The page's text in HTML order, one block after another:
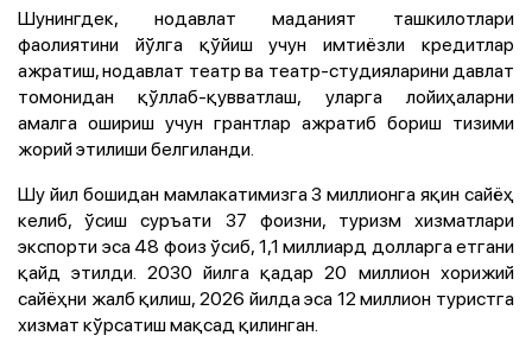
Шунингдек, нодавлат маданият ташкилотлари
фаолиятини йўлга қўйиш учун имтиёзли кредитлар
ажратиш, нодавлат театр ва театр-студияларини давлат
томонидан қўллаб-қувватлаш, уларга лойиҳаларни
амалга ошириш учун грантлар ажратиб бориш тизими
жорий этилиши белгиланди.
Шу йил бошидан мамлакатимизга 3 миллионга яқин сайёҳ
келиб, ўсиш суръати 37 фоизни, туризм хизматлари
экспорти эса 48 фоиз ўсиб, 1,1 миллиард долларга етгани
қайд этилди. 2030 йилга қадар 20 миллион хорижий
сайёҳни жалб қилиш, 2026 йилда эса 12 миллион туристга
хизмат кўрсатиш мақсад қилинган.